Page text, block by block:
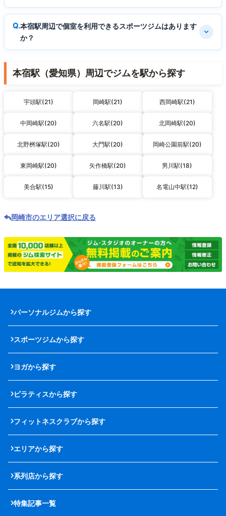
本宿駅周辺で個室を利用できるスポーツジムはあります
か？
本宿駅（愛知県）周辺でジムを駅から探す
宇頭駅(21) 岡崎駅(21) 西岡崎駅(21)
中岡崎駅(20) 六名駅(20) 北岡崎駅(20)
北野桝塚駅(20) 大門駅(20) 岡崎公園前駅(20)
東岡崎駅(20) 矢作橋駅(20) 男川駅(18)
美合駅(15) 藤川駅(13) 名電山中駅(12)
岡崎市のエリア選択に戻る
パーソナルジムから探す
スポーツジムから探す
ヨガから探す
ピラティスから探す
フィットネスクラブから探す
エリアから探す
系列店から探す
特集記事一覧